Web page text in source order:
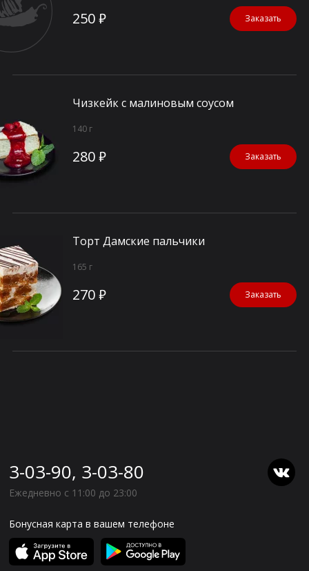
250 ₽ Заказать
Чизкейк с малиновым соусом
140 г
280 ₽ Заказать
Торт Дамские пальчики
165 г
270 ₽ Заказать
3-03-90, 3-03-80
Ежедневно с 11:00 до 23:00
Бонусная карта в вашем телефоне